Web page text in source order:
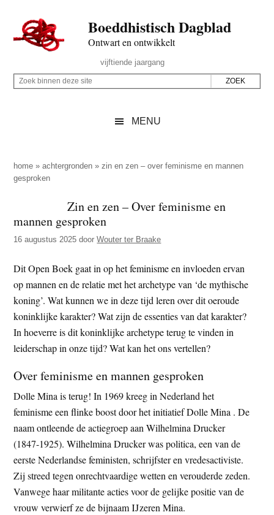
naar
de
inhoud
secondary
naar
de
sidebar
naar
de
Boeddhistisch Dagblad
Ontwart en ontwikkelt
Rechts
vijftiende jaargang
Z
p
d
z
e
i
t
e
Z
i
n
n
d
z
e
s
i
t
e
MENU
home »achtergronden »zin en zen – over feminisme en mannen
gesproken
Zin en zen – Over feminisme en
mannen gesproken
16 augustus 2025 doorWouter ter Braake
Dit Open Boek gaat in op het feminisme en invloeden ervan
op mannen en de relatie met het archetype van ‘de mythische
koning’. Wat kunnen we in deze tijd leren over dit oeroude
koninklijke karakter? Wat zijn de essenties van dat karakter?
In hoeverre is dit koninklijke archetype terug te vinden in
leiderschap in onze tijd? Wat kan het ons vertellen?
Over feminisme en mannen gesproken
Dolle Mina is terug! In 1969 kreeg in Nederland het
feminisme een flinke boost door het initiatief Dolle Mina . De
naam ontleende de actiegroep aan Wilhelmina Drucker
(1847-1925). Wilhelmina Drucker was politica, een van de
eerste Nederlandse feministen, schrijfster en vredesactiviste.
Zij streed tegen onrechtvaardige wetten en verouderde zeden.
Vanwege haar militante acties voor de gelijke positie van de
vrouw verwierf ze de bijnaam IJzeren Mina.